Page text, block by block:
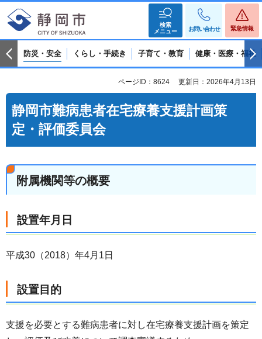
検索
メニュー
お問い合わせ 緊急情報
防災・安全 くらし・手続き 子育て・教育 健康・医療・福祉
ページID：8624 更新日：2026年4月13日
静岡市難病患者在宅療養支援計画策
定・評価委員会
附属機関等の概要
設置年月日
平成30（2018）年4月1日
設置目的
支援を必要とする難病患者に対し在宅療養支援計画を策定